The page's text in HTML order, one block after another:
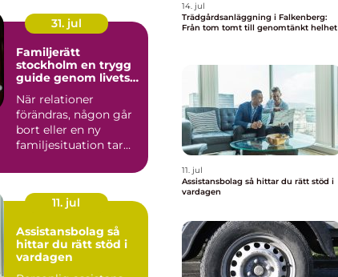
31. jul
Familjerätt
stockholm en trygg
guide genom livets
När relationer
förändras, någon går
bort eller en ny
familjesituation tar
både kän...
11. jul
Assistansbolag så
hittar du rätt stöd i
vardagen
14. jul
Trädgårdsanläggning i Falkenberg:
Från tom tomt till genomtänkt helhet
11. jul
Assistansbolag så hittar du rätt stöd i
vardagen